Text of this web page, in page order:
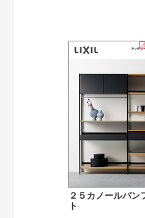
キーワード検索（あいまい
おすすめハッシュタグ
まずはここから（1）
リフォームおすすめ（4）
窓・シャッター（2）
インテリア建材（1）
発行年で検索
２５カノールパン
ト